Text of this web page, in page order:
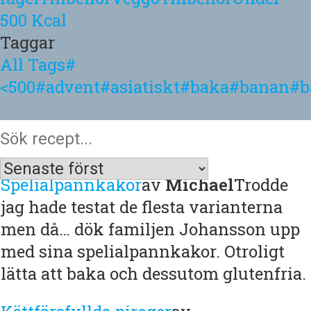
500 Kcal
Taggar
All Tags#
<500#advent#asiatiskt#baka#banan
SpelialpannkakoravMichaelTrodde
jag hade testat de flesta varianterna
men då… dök familjen Johansson upp
med sina spelialpannkakor. Otroligt
lätta att baka och dessutom glutenfria.